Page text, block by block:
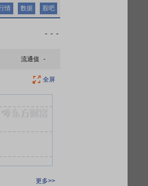
情 数据 股吧
- - -
流通值 -
全屏
更多>>